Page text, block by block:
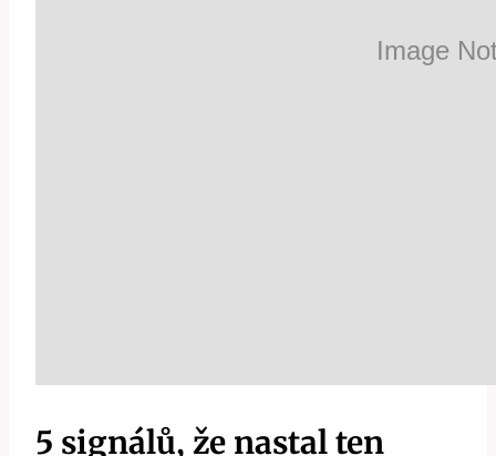
5 signálů, že nastal ten